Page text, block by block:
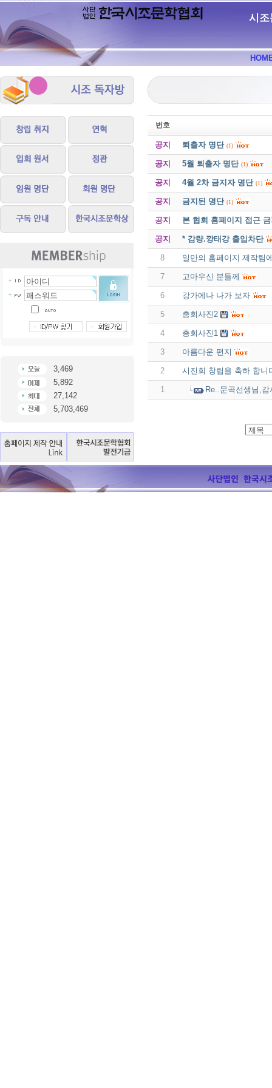
시조
3,469
5,892
27,142
5,703,469
번호
공지 퇴출자 명단 (1)
공지 5월 퇴출자 명단 (1)
공지 4월 2차 금지자 명단 (1)
공지 금지된 명단 (1)
공지 본 협회 홈페이지 접근
공지 * 감량.깡태강 출입차단
8 일만의 홈페이지 제작팀
7 고마우신 분들께
6 강가에나 나가 보자
5 총회사진2
4 총회사진1
3 아름다운 편지
2 시진회 창립을 축하 합니
1 Re..문곡선생님,감